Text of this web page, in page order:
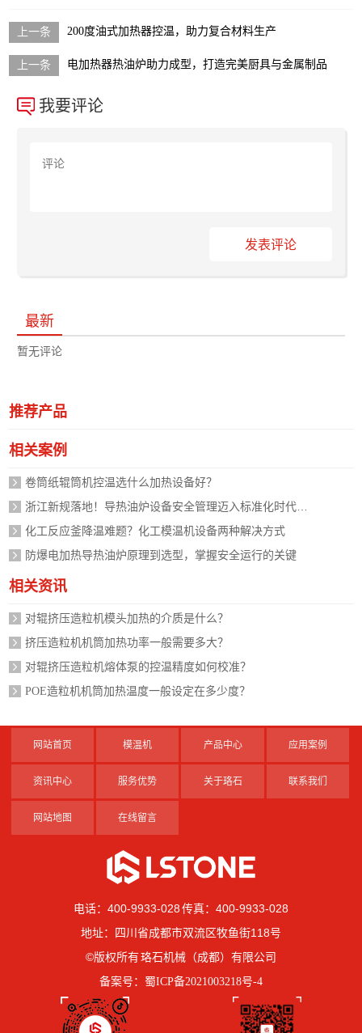
200度油式加热器控温，助力复合材料生产
电加热器热油炉助力成型，打造完美厨具与金属制品
我要评论
发表评论
最新
暂无评论
推荐产品
相关案例
卷筒纸辊筒机控温选什么加热设备好？
化工反应釜降温难题？化工模温机设备两种解决方式
防爆电加热导热油炉原理到选型，掌握安全运行的关键
相关资讯
对辊挤压造粒机模头加热的介质是什么？
挤压造粒机机筒加热功率一般需要多大？
对辊挤压造粒机熔体泵的控温精度如何校准？
POE造粒机机筒加热温度一般设定在多少度？
网站首页 模温机 产品中心 应用案例
资讯中心 服务优势 关于珞石 联系我们
网站地图 在线留言
电话：400-9933-028 传真：400-9933-028
地址：四川省成都市双流区牧鱼街118号
©版权所有 珞石机械（成都）有限公司
备案号： 蜀ICP备2021003218号-4